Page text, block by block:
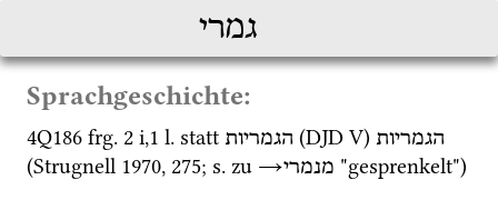
גמרי
Sprachgeschichte:
4Q186 frg. 2 i,1 l. statt הגמריות (DJD V) הגמריות
(Strugnell 1970, 275; s. zu →מנמרי